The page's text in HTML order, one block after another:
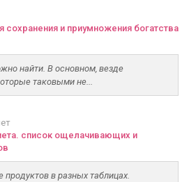
сохранения и приумножения богатства
найти. В основном, везде
таковыми не...
список ощелачивающих и
продуктов в разных таблицах.